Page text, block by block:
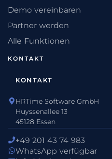
Demo vereinbaren
Partner werden
Alle Funktionen
KONTAKT
KONTAKT
HRTime Software GmbH
Huyssenallee 13
45128 Essen
+49 201 43 74 983
WhatsApp verfügbar